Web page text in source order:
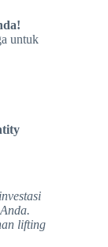
untuk
lifting